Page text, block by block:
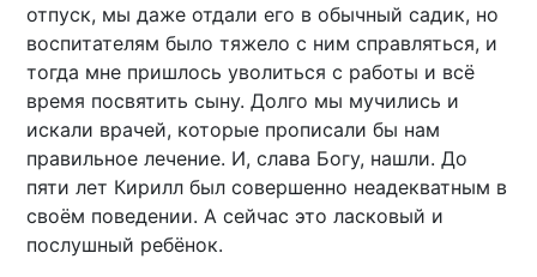
отпуск, мы даже отдали его в обычный садик, но
воспитателям было тяжело с ним справляться, и
тогда мне пришлось уволиться с работы и всё
время посвятить сыну. Долго мы мучились и
искали врачей, которые прописали бы нам
правильное лечение. И, слава Богу, нашли. До
пяти лет Кирилл был совершенно неадекватным в
своём поведении. А сейчас это ласковый и
послушный ребёнок.